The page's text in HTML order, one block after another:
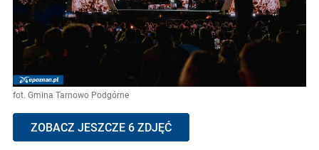
fot. Gmina Tarnowo Podgórne
ZOBACZ JESZCZE 6 ZDJĘĆ